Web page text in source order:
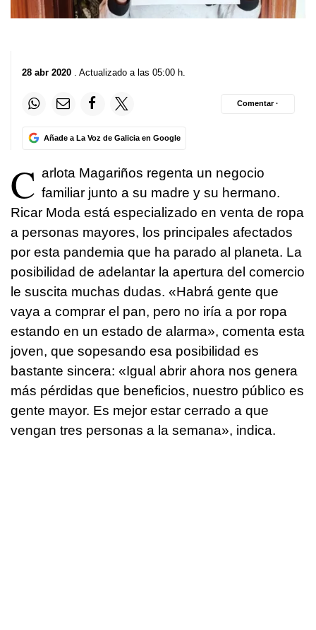
28 abr 2020 . Actualizado a las 05:00 h.
Añade a La Voz de Galicia en Google
Comentar ·
C arlota Magariños regenta un negocio
familiar junto a su madre y su hermano.
Ricar Moda está especializado en venta de ropa
a personas mayores, los principales afectados
por esta pandemia que ha parado al planeta. La
posibilidad de adelantar la apertura del comercio
le suscita muchas dudas. «Habrá gente que
vaya a comprar el pan, pero no iría a por ropa
estando en un estado de alarma», comenta esta
joven, que sopesando esa posibilidad es
bastante sincera: «Igual abrir ahora nos genera
más pérdidas que beneficios, nuestro público es
gente mayor. Es mejor estar cerrado a que
vengan tres personas a la semana», indica.